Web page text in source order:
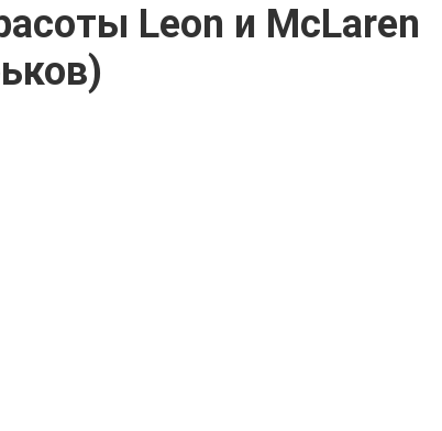
Leon и McLaren